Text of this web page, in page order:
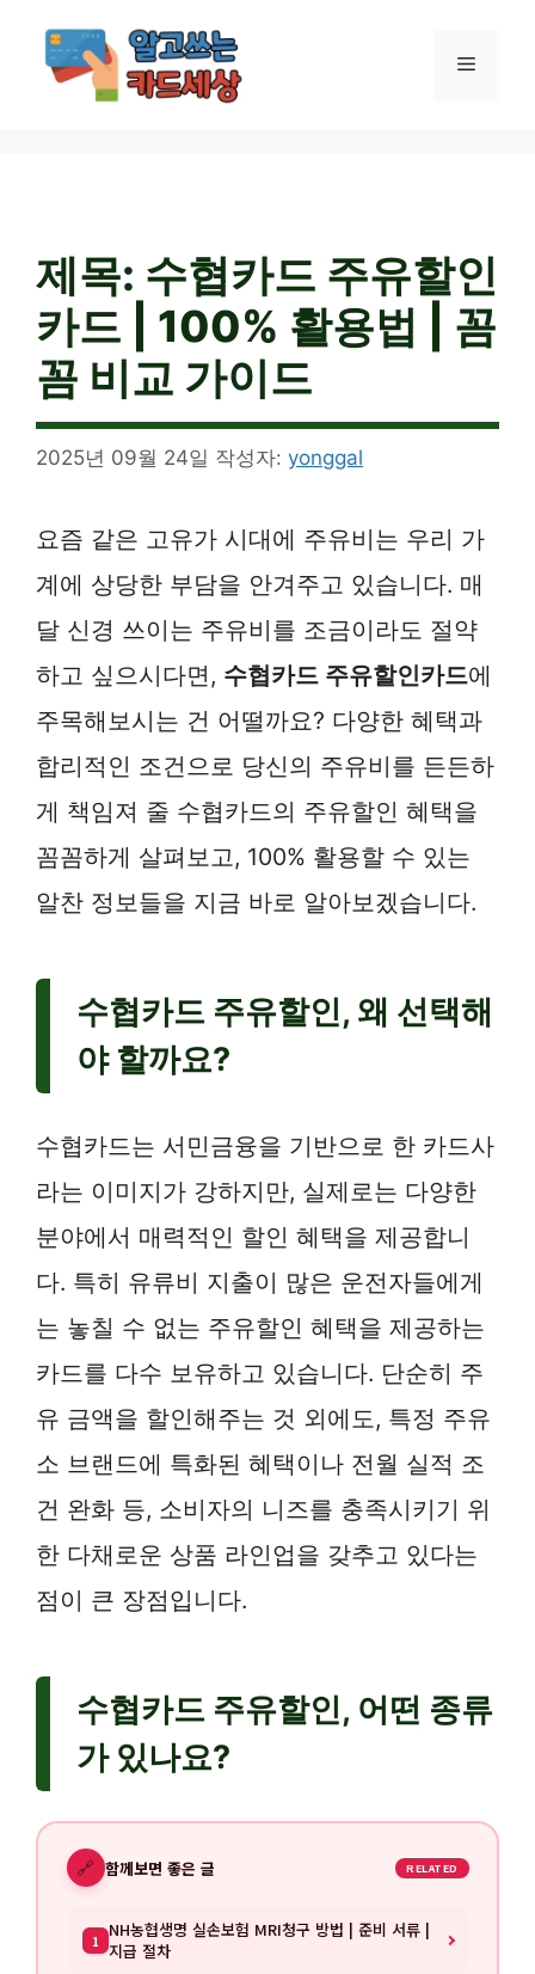
메
제목: 수협카드 주유할인
카드 | 100% 활용법 | 꼼
꼼 비교 가이드
2025년 09월 24일 작성자: yonggal
요즘 같은 고유가 시대에 주유비는 우리 가
계에 상당한 부담을 안겨주고 있습니다. 매
달 신경 쓰이는 주유비를 조금이라도 절약
하고 싶으시다면, 수협카드 주유할인카드에
주목해보시는 건 어떨까요? 다양한 혜택과
합리적인 조건으로 당신의 주유비를 든든하
게 책임져 줄 수협카드의 주유할인 혜택을
꼼꼼하게 살펴보고, 100% 활용할 수 있는
알찬 정보들을 지금 바로 알아보겠습니다.
수협카드 주유할인, 왜 선택해
야 할까요?
수협카드는 서민금융을 기반으로 한 카드사
라는 이미지가 강하지만, 실제로는 다양한
분야에서 매력적인 할인 혜택을 제공합니
다. 특히 유류비 지출이 많은 운전자들에게
는 놓칠 수 없는 주유할인 혜택을 제공하는
카드를 다수 보유하고 있습니다. 단순히 주
유 금액을 할인해주는 것 외에도, 특정 주유
소 브랜드에 특화된 혜택이나 전월 실적 조
건 완화 등, 소비자의 니즈를 충족시키기 위
한 다채로운 상품 라인업을 갖추고 있다는
점이 큰 장점입니다.
수협카드 주유할인, 어떤 종류
가 있나요?
🔗 함께보면 좋은 글 RELATED
1 NH농협생명 실손보험 MRI청구 방법 | 준비 서류 |
지급 절차